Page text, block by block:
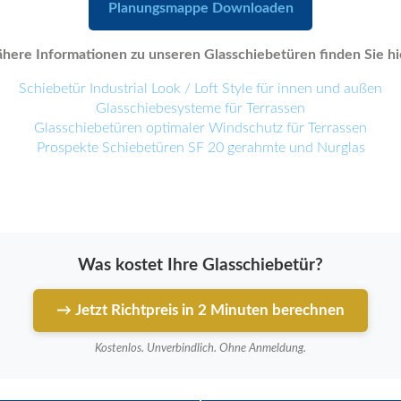
Planungsmappe Downloaden
Informationen zu unseren Glasschiebetüren finden Sie
Schiebetür Industrial Look / Loft Style für innen und außen
Glasschiebesysteme für Terrassen
Glasschiebetüren optimaler Windschutz für Terrassen
Prospekte Schiebetüren SF 20 gerahmte und Nurglas
Was kostet Ihre Glasschiebetür?
→ Jetzt Richtpreis in 2 Minuten berechnen
Kostenlos. Unverbindlich. Ohne Anmeldung.